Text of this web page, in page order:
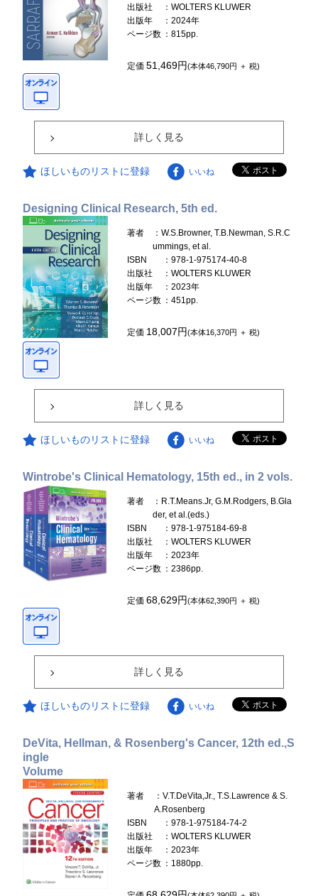
出版社
：WOLTERS KLUWER
出版年
：2024年
ページ数 ：815pp.
定価51,469円(本体46,790円 ＋ 税)
詳しく見る
ほしいものリストに登録 いいね
Designing Clinical Research, 5th ed.
著者
：W.S.Browner, T.B.Newman, S.R.C
ummings, et al.
ISBN
：978-1-975174-40-8
出版社
：WOLTERS KLUWER
出版年
：2023年
ページ数 ：451pp.
定価 18,007円(本体16,370円 ＋ 税)
詳しく見る
ほしいものリストに登録 いいね
Wintrobe's Clinical Hematology, 15th ed., in 2 vols.
著者
：R.T.Means.Jr, G.M.Rodgers, B.Gla
der, et al.(eds.)
ISBN
：978-1-975184-69-8
出版社
：WOLTERS KLUWER
出版年
：2023年
ページ数 ：2386pp.
定価68,629円(本体62,390円 ＋ 税)
詳しく見る
ほしいものリストに登録 いいね
DeVita, Hellman, & Rosenberg's Cancer, 12th ed.,S
ingle
Volume
著者
：V.T.DeVita,Jr., T.S.Lawrence & S.
A.Rosenberg
ISBN
：978-1-975184-74-2
出版社
：WOLTERS KLUWER
出版年
：2023年
ページ数 ：1880pp.